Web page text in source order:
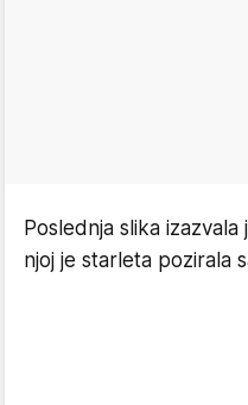
Poslednja slika
njoj je starleta pozirala